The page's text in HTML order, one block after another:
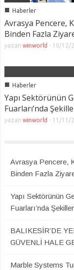
■ Haberler
Avrasya Pencere,
Binden Fazla
yazan winworld - 10/12/
■ Haberler
Yapı Sektörünün
Fuarları’nda
yazan winworld - 11/11/
Avrasya Pencere,
Binden Fazla
Yapı Sektörünün
Fuarları’nda
BALIKESİR’DE
GÜVENLİ HALE
Marble Systems